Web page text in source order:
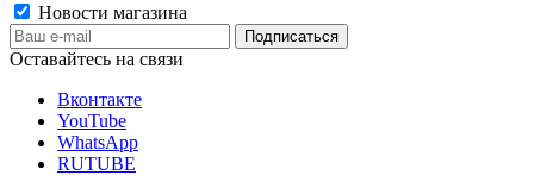
Новости магазина
Оставайтесь на связи
Вконтакте
YouTube
WhatsApp
RUTUBE